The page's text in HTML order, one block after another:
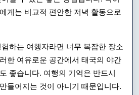
게는 비교적 편안한 저녁 활동으로
하는 여행자라면 너무 복잡한 장소
한 여유로운 공간에서 태국의 야간
좋습니다. 여행의 기억은 반드시
들어지는 것이 아니기 때문입니다.